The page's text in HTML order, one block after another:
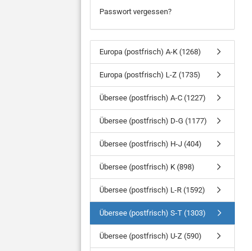
Passwort vergessen?
Europa (postfrisch) A-K (1268)
Europa (postfrisch) L-Z (1735)
Übersee (postfrisch) A-C (1227)
Übersee (postfrisch) D-G (1177)
Übersee (postfrisch) H-J (404)
Übersee (postfrisch) K (898)
Übersee (postfrisch) L-R (1592)
Übersee (postfrisch) S-T (1303)
Übersee (postfrisch) U-Z (590)